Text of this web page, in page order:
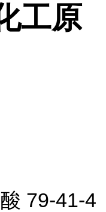
工原
79-41-4